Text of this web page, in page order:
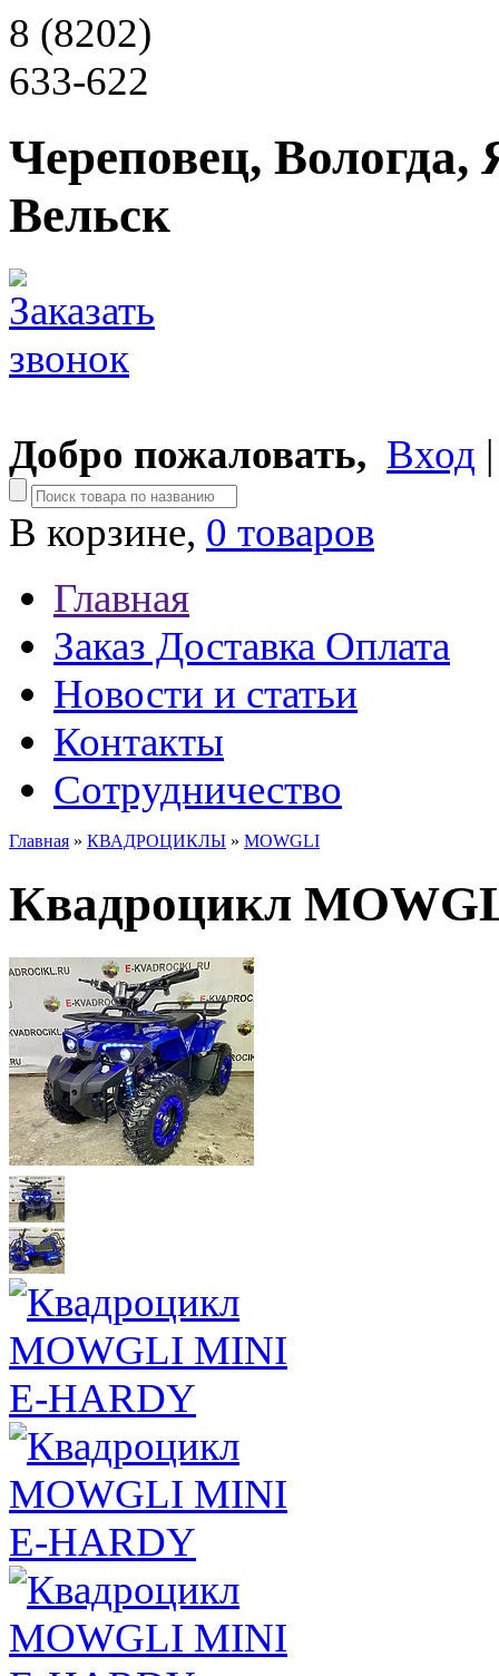
8 (8202)
633-622
Череповец, Вологда,
Вельск
Добро пожаловать, Вход
В корзине, 0 товаров
Главная
Заказ Доставка Оплата
Новости и статьи
Контакты
Сотрудничество
Главная » КВАДРОЦИКЛЫ » MOWGLI
Квадроцикл